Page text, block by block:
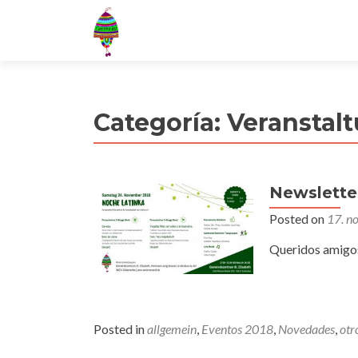
Categoría:
Posted on 17.
Queridos
Posted inallgemein, Eventos 2018, Novedades,